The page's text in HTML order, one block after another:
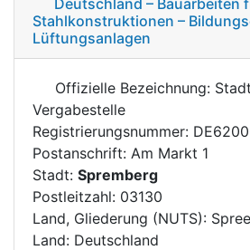
Stahlkonstruktionen –
Lüftungsanlagen
Offizielle Bezeichnung: Stadt
Vergabestelle
Registrierungsnummer:
Postanschrift: Am Markt 1
Stadt: Spremberg
Postleitzahl: 03130
Land, Gliederung (NUTS):
Land: Deutschland